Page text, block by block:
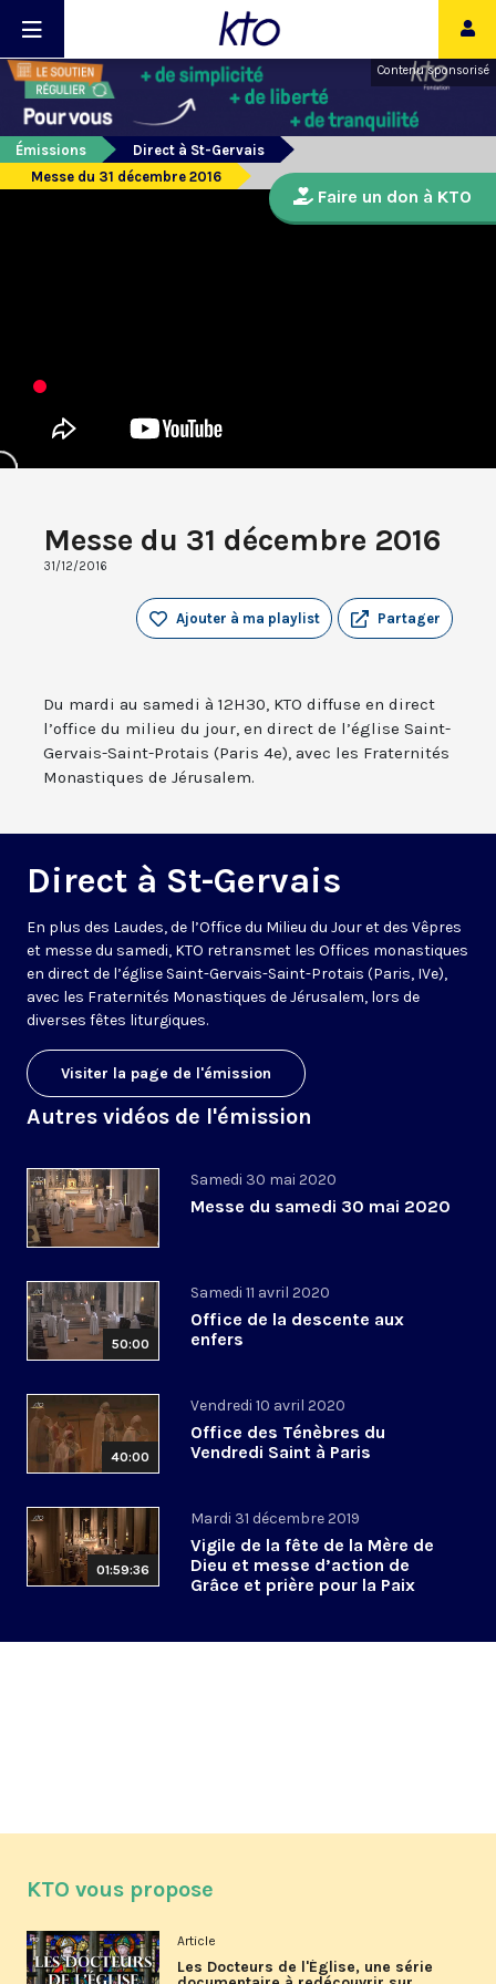
Contenu sponsorisé
Émissions
Direct à St-Gervais
Messe du 31 décembre 2016
Messe du 31 décembre 2016
31/12/2016
Partager
Ajouter à ma playlist
Du mardi au samedi à 12H30, KTO diffuse en direct
l’office du milieu du jour, en direct de l’église Saint-
Gervais-Saint-Protais (Paris 4e), avec les Fraternités
Monastiques de Jérusalem.
Direct à St-Gervais
En plus des Laudes, de l’Office du Milieu du Jour et des Vêpres
et messe du samedi, KTO retransmet les Offices monastiques
en direct de l’église Saint-Gervais-Saint-Protais (Paris, IVe),
avec les Fraternités Monastiques de Jérusalem, lors de
diverses fêtes liturgiques.
Visiter la page de l'émission
Autres vidéos de l'émission
Samedi 30 mai 2020
Messe du samedi 30 mai 2020
50:00
Samedi 11 avril 2020
Office de la descente aux
enfers
40:00
Vendredi 10 avril 2020
Office des Ténèbres du
Vendredi Saint à Paris
01:59:36
Mardi 31 décembre 2019
Vigile de la fête de la Mère de
Dieu et messe d’action de
Grâce et prière pour la Paix
Faire un don à KTO
KTO vous propose
Article
Les Docteurs de l'Église, une série